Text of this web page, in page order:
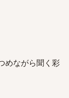
めながら聞く彩